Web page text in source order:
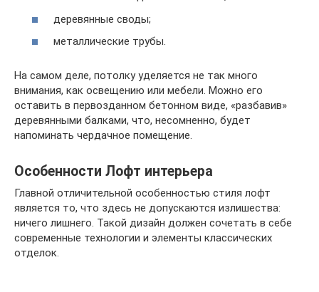
деревянные своды;
металлические трубы.
На самом деле, потолку уделяется не так много
внимания, как освещению или мебели. Можно его
оставить в первозданном бетонном виде, «разбавив»
деревянными балками, что, несомненно, будет
напоминать чердачное помещение.
Особенности Лофт интерьера
Главной отличительной особенностью стиля лофт
является то, что здесь не допускаются излишества:
ничего лишнего. Такой дизайн должен сочетать в себе
современные технологии и элементы классических
отделок.